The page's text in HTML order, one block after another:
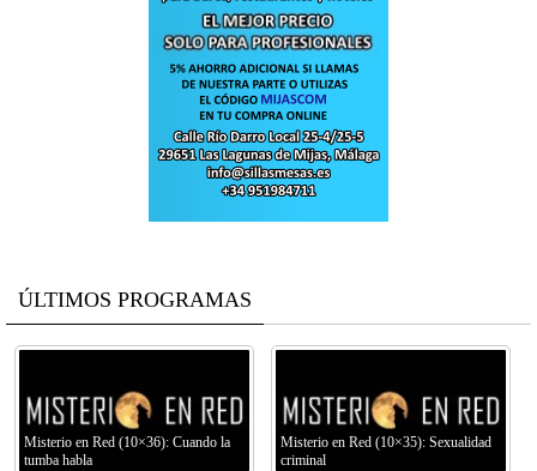
ÚLTIMOS PROGRAMAS
Misterio en Red (10×36): Cuando la
tumba habla
Misterio en Red (10×35): Sexualidad
criminal